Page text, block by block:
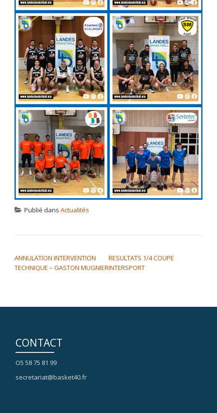
Publié dans Actualités
ANNULATION INTERVENTION
TECHNIQUE – GASTON MUGNIER
RESULTATS 1/4 COUPE
INTERSPORT
CONTACT
O5 58 75 81 99
secretariat@basket40.fr